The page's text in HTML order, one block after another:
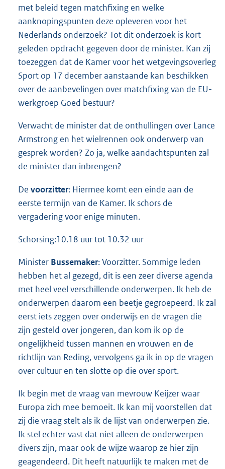
met beleid tegen matchfixing en welke
aanknopingspunten deze opleveren voor het
Nederlands onderzoek? Tot dit onderzoek is kort
geleden opdracht gegeven door de minister. Kan zij
toezeggen dat de Kamer voor het wetgevingsoverleg
Sport op 17 december aanstaande kan beschikken
over de aanbevelingen over matchfixing van de EU-
werkgroep Goed bestuur?
Verwacht de minister dat de onthullingen over Lance
Armstrong en het wielrennen ook onderwerp van
gesprek worden? Zo ja, welke aandachtspunten zal
de minister dan inbrengen?
De voorzitter: Hiermee komt een einde aan de
eerste termijn van de Kamer. Ik schors de
vergadering voor enige minuten.
Schorsing:10.18 uur tot 10.32 uur
Minister Bussemaker: Voorzitter. Sommige leden
hebben het al gezegd, dit is een zeer diverse agenda
met heel veel verschillende onderwerpen. Ik heb de
onderwerpen daarom een beetje gegroepeerd. Ik zal
eerst iets zeggen over onderwijs en de vragen die
zijn gesteld over jongeren, dan kom ik op de
ongelijkheid tussen mannen en vrouwen en de
richtlijn van Reding, vervolgens ga ik in op de vragen
over cultuur en ten slotte op die over sport.
Ik begin met de vraag van mevrouw Keijzer waar
Europa zich mee bemoeit. Ik kan mij voorstellen dat
zij die vraag stelt als ik de lijst van onderwerpen zie.
Ik stel echter vast dat niet alleen de onderwerpen
divers zijn, maar ook de wijze waarop ze hier zijn
geagendeerd. Dit heeft natuurlijk te maken met de